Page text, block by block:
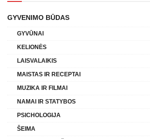
GYVENIMO BŪDAS
GYVŪNAI
KELIONĖS
LAISVALAIKIS
MAISTAS IR RECEPTAI
MUZIKA IR FILMAI
NAMAI IR STATYBOS
PSICHOLOGIJA
ŠEIMA